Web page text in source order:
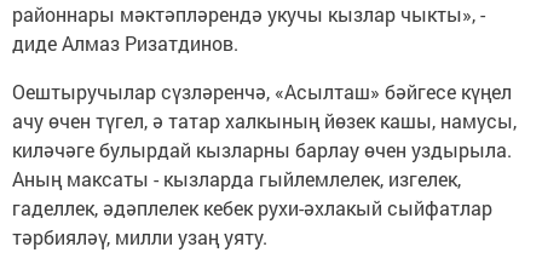
районнары мәктәпләрендә укучы кызлар чыкты», -
диде Алмаз Ризатдинов.
Оештыручылар сүзләренчә, «Асылташ» бәйгесе күңел
ачу өчен түгел, ә татар халкының йөзек кашы, намусы,
киләчәге булырдай кызларны барлау өчен уздырыла.
Аның максаты - кызларда гыйлемлелек, изгелек,
гаделлек, әдәплелек кебек рухи-әхлакый сыйфатлар
тәрбияләү, милли узаң уяту.